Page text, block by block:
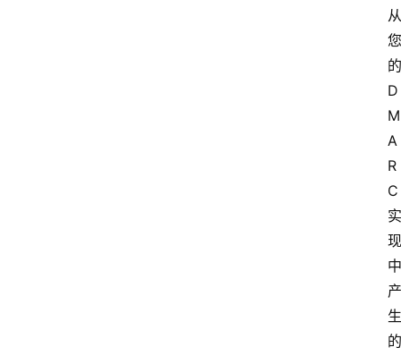
从
您
的
D
M
A
R
C
实
现
中
产
生
的